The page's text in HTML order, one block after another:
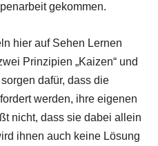
gekommen.
hier auf Sehen Lernen
Prinzipien „Kaizen“ und
dafür, dass die
werden, ihre eigenen
nicht, dass sie dabei allein
ihnen auch keine Lösung